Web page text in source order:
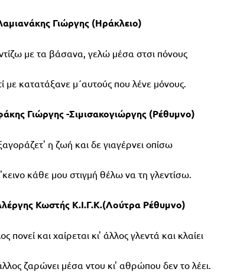
Γιώργης (Ηράκλειο)
με τα βάσανα, γελώ μέσα στσι πόνους
με κατατάξανε μ΄αυτούς που λένε μόνους.
Γιώργης -Σιμισακογιώργης (Ρέθυμνο)
η ζωή και δε γιαγέρνει οπίσω
κάθε μου στιγμή θέλω να τη γλεντίσω.
Κωστής Κ.Ι.Γ.Κ.(Λούτρα Ρέθυμνο)
πονεί και χαίρεται κι' άλλος γλεντά και κλαίει
ζαρώνει μέσα ντου κι' αθρώπου δεν το λέει.